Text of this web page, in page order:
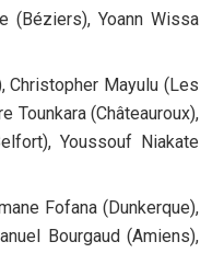
(Béziers), Yoann Wissa
Christopher Mayulu (Les
Tounkara (Châteauroux),
Youssouf Niakate
Fofana (Dunkerque),
Bourgaud (Amiens),